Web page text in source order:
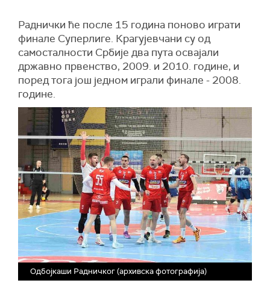
Раднички ће после 15 година поново играти
финале Суперлиге. Крагујевчани су од
самосталности Србије два пута освајали
државно првенство, 2009. и 2010. године, и
поред тога још једном играли финале - 2008.
године.
Одбојкаши Радничког (архивска фотографија)